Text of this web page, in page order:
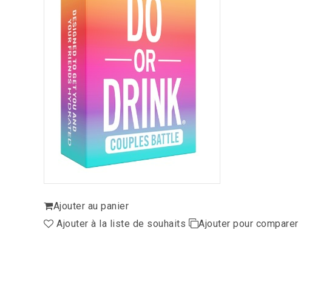
Ajouter au panier
Ajouter à la liste de souhaits
Ajouter pour comparer